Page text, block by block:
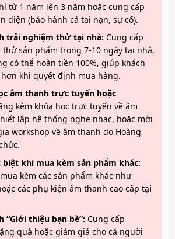
từ 1 năm lên 3 năm hoặc cung cấp
diện (bảo hành cả tai nạn, sự cố).
trải nghiệm thử tại nhà: Cung cấp
sản phẩm trong 7-10 ngày tại nhà,
có thể hoàn tiền 100%, giúp khách
khi quyết định mua hàng.
âm thanh trực tuyến hoặc
kèm khóa học trực tuyến về âm
lập hệ thống nghe nhạc, hoặc mời
workshop về âm thanh do Hoàng
biệt khi mua kèm sản phẩm khác:
kèm các sản phẩm khác như
các phụ kiện âm thanh cao cấp tại
“Giới thiệu bạn bè”: Cung cấp
quà hoặc giảm giá cho cả người